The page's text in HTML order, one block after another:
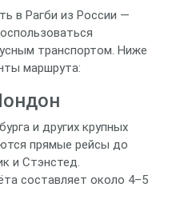
в Рагби из России —
транспортом. Ниже
маршрута:
и других крупных
прямые рейсы до
и Стэнстед.
составляет около 4–5